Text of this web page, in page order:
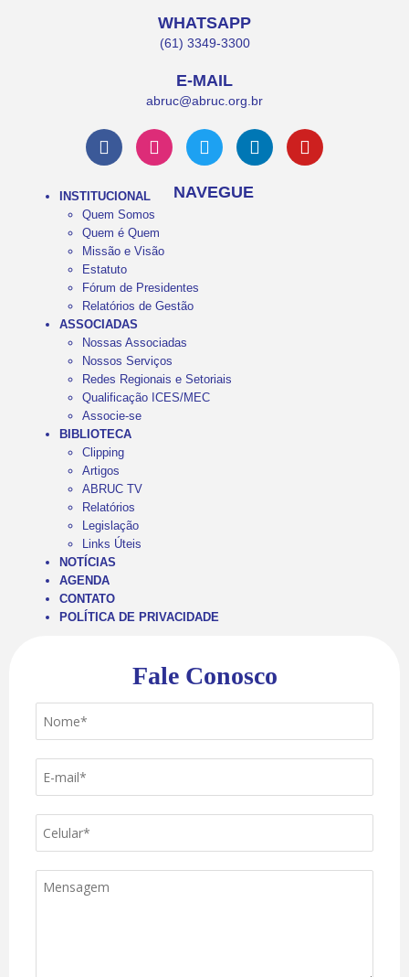
WHATSAPP
(61) 3349-3300
E-MAIL
abruc@abruc.org.br
NAVEGUE
INSTITUCIONAL
Quem Somos
Quem é Quem
Missão e Visão
Estatuto
Fórum de Presidentes
Relatórios de Gestão
ASSOCIADAS
Nossas Associadas
Nossos Serviços
Redes Regionais e Setoriais
Qualificação ICES/MEC
Associe-se
BIBLIOTECA
Clipping
Artigos
ABRUC TV
Relatórios
Legislação
Links Úteis
NOTÍCIAS
AGENDA
CONTATO
POLÍTICA DE PRIVACIDADE
Fale Conosco